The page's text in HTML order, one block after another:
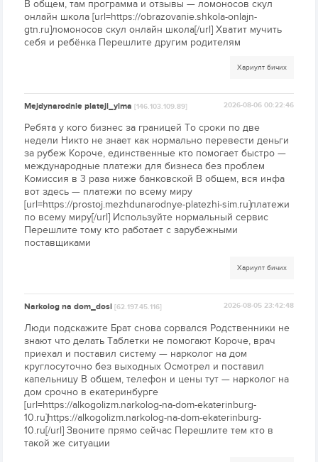
В общем, там программа и отзывы — ломоносов скул
онлайн школа [url=https://obrazovanie.shkola-onlajn-
gtn.ru]ломоносов скул онлайн школа[/url] Хватит мучить
себя и ребёнка Перешлите другим родителям
Хариулт бичих
Mejdynarodnie plateji_ylma[146.103.109.89] 2026-08-06 00:22:46
Ребята у кого бизнес за границей То сроки по две
недели Никто не знает как нормально перевести деньги
за рубеж Короче, единственные кто помогает быстро —
международные платежи для бизнеса без проблем
Комиссия в 3 раза ниже банковской В общем, вся инфа
вот здесь — платежи по всему миру
[url=https://prostoj.mezhdunarodnye-platezhi-sim.ru]платежи
по всему миру[/url] Используйте нормальный сервис
Перешлите тому кто работает с зарубежными
поставщиками
Хариулт бичих
Narkolog na dom_dosl[62.197.45.116] 2026-08-05 23:42:48
Люди подскажите Брат снова сорвался Родственники не
знают что делать Таблетки не помогают Короче, врач
приехал и поставил систему — нарколог на дом
круглосуточно без выходных Осмотрел и поставил
капельницу В общем, телефон и цены тут — нарколог на
дом срочно в екатеринбурге
[url=https://alkogolizm.narkolog-na-dom-ekaterinburg-
10.ru]https://alkogolizm.narkolog-na-dom-ekaterinburg-
10.ru[/url] Звоните прямо сейчас Перешлите тем кто в
такой же ситуации